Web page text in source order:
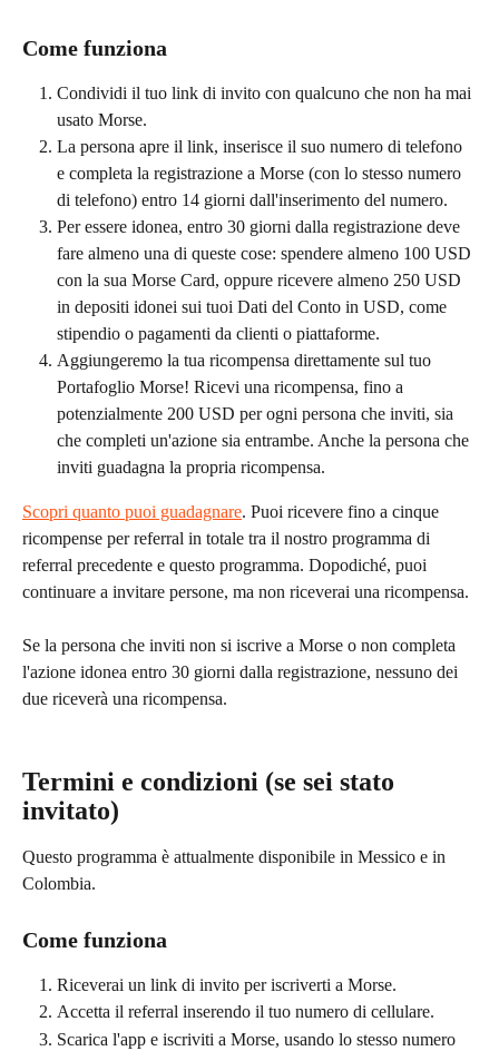
Come funziona
Condividi il tuo link di invito con qualcuno che non ha mai
usato Morse.
La persona apre il link, inserisce il suo numero di telefono
e completa la registrazione a Morse (con lo stesso numero
di telefono) entro 14 giorni dall'inserimento del numero.
Per essere idonea, entro 30 giorni dalla registrazione deve
fare almeno una di queste cose: spendere almeno 100 USD
con la sua Morse Card, oppure ricevere almeno 250 USD
in depositi idonei sui tuoi Dati del Conto in USD, come
stipendio o pagamenti da clienti o piattaforme.
Aggiungeremo la tua ricompensa direttamente sul tuo
Portafoglio Morse! Ricevi una ricompensa, fino a
potenzialmente 200 USD per ogni persona che inviti, sia
che completi un'azione sia entrambe. Anche la persona che
inviti guadagna la propria ricompensa.
Scopri quanto puoi guadagnare. Puoi ricevere fino a cinque
ricompense per referral in totale tra il nostro programma di
referral precedente e questo programma. Dopodiché, puoi
continuare a invitare persone, ma non riceverai una ricompensa.
Se la persona che inviti non si iscrive a Morse o non completa
l'azione idonea entro 30 giorni dalla registrazione, nessuno dei
due riceverà una ricompensa.
Termini e condizioni (se sei stato
invitato)
Questo programma è attualmente disponibile in Messico e in
Colombia.
Come funziona
Riceverai un link di invito per iscriverti a Morse.
Accetta il referral inserendo il tuo numero di cellulare.
Scarica l'app e iscriviti a Morse, usando lo stesso numero